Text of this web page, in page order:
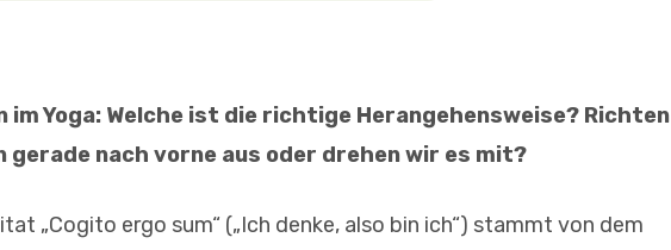
im Yoga: Welche ist die richtige Herangehensweise? Richten
gerade nach vorne aus oder drehen wir es mit?
­„Cogito ergo sum“ („Ich denke, also bin ich“) stammt von dem